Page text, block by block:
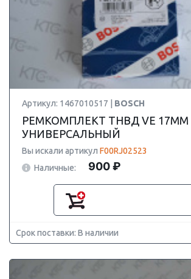
Артикул: 1467010517 | BOSCH
РЕМКОМПЛЕКТ ТНВД VE 17MM
УНИВЕРСАЛЬНЫЙ
Вы искали артикул F00RJ02523
Наличные:
900 ₽
Срок поставки: В наличии